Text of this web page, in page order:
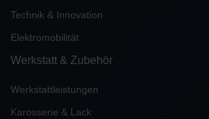
Technik & Innovation
Elektromobilität
Werkstatt & Zubehör
Werkstattleistungen
Karosserie & Lack